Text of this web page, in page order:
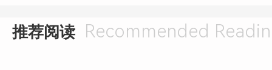
推荐阅读 Recommended